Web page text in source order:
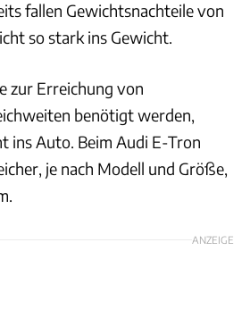
fallen Gewichtsnachteile von
so stark ins Gewicht.
zur Erreichung von
benötigt werden,
ins Auto. Beim Audi E-Tron
je nach Modell und Größe,
ANZEIGE